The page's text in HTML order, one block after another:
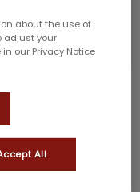
Tierarzt
im Jahr
seit April
Tätigkeit in der
about the use of
adjust your
our Privacy Notice
All